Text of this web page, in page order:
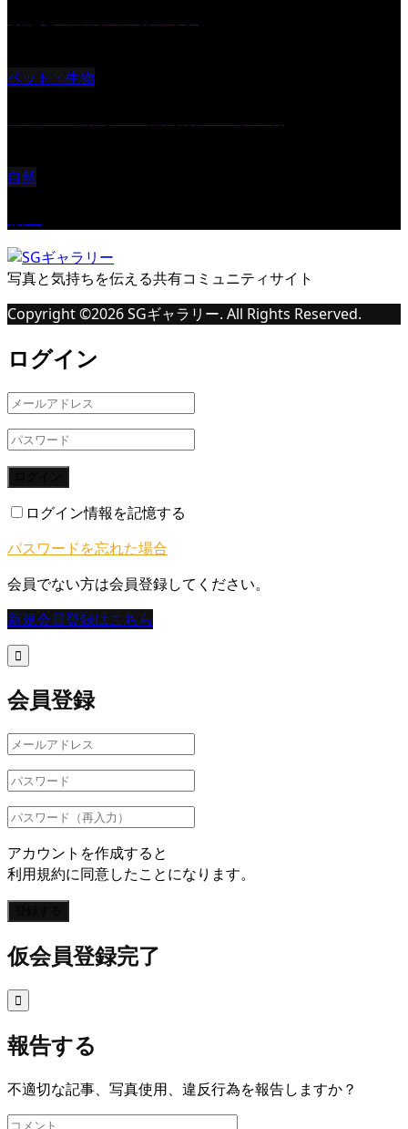
ペット・生物
自然
写真と気持ちを伝える共有コミュニティサイト
Copyright ©2026SGギャラリー. All Rights Reserved.
ログイン
ログイン情報を記憶する
パスワードを忘れた場合
会員でない方は会員登録してください。
新規会員登録はこちら

会員登録
アカウントを作成すると
利用規約に同意したことになります。
仮会員登録完了

報告する
不適切な記事、写真使用、違反行為を報告しますか？